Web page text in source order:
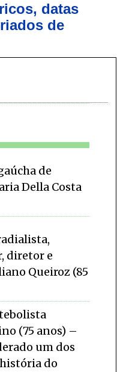
datas
de
de
Della Costa
diretor e
Queiroz (85
(75 anos) –
um dos
do